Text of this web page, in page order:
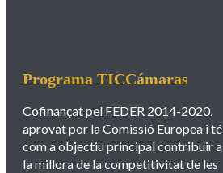
Programa TICCámaras
Cofinançat pel FEDER 2014-2020,
aprovat por la Comissió Europea i té
com a objectiu principal contribuir a
la millora de la competitivitat de les